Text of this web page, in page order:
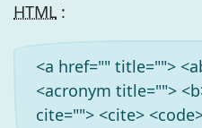
HTML :
<a href="" title="">
<acronym title="">
cite=""> <cite>